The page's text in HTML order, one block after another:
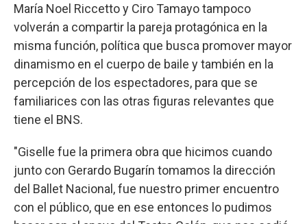
María Noel Riccetto y Ciro Tamayo tampoco
volverán a compartir la pareja protagónica en la
misma función, política que busca promover mayor
dinamismo en el cuerpo de baile y también en la
percepción de los espectadores, para que se
familiarices con las otras figuras relevantes que
tiene el BNS.
"Giselle fue la primera obra que hicimos cuando
junto con Gerardo Bugarín tomamos la dirección
del Ballet Nacional, fue nuestro primer encuentro
con el público, que en ese entonces lo pudimos